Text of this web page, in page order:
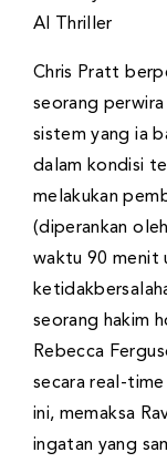
Chris Pratt
seorang
sistem yang ia
dalam kondisi
melakukan
(diperankan
waktu 90 menit
seorang hakim
Rebecca
secara real-
ini, memaksa
ingatan yang